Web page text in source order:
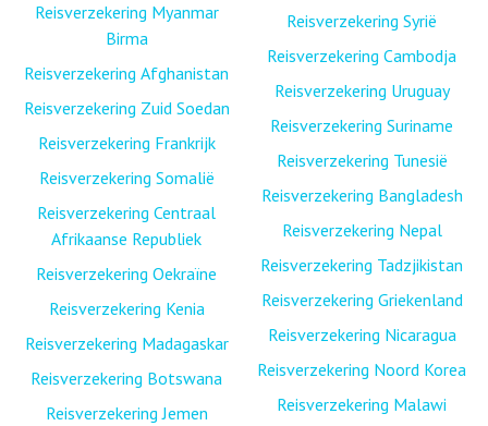
Reisverzekering Myanmar
Birma
Reisverzekering Afghanistan
Reisverzekering Zuid Soedan
Reisverzekering Frankrijk
Reisverzekering Somalië
Reisverzekering Centraal
Afrikaanse Republiek
Reisverzekering Oekraïne
Reisverzekering Kenia
Reisverzekering Madagaskar
Reisverzekering Botswana
Reisverzekering Jemen
Reisverzekering Syrië
Reisverzekering Cambodja
Reisverzekering Uruguay
Reisverzekering Suriname
Reisverzekering Tunesië
Reisverzekering Bangladesh
Reisverzekering Nepal
Reisverzekering Tadzjikistan
Reisverzekering Griekenland
Reisverzekering Nicaragua
Reisverzekering Noord Korea
Reisverzekering Malawi